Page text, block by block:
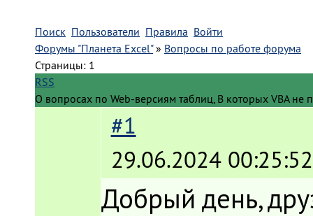
Поиск Пользователи Правила Войти
Форумы "Планета Excel" » Вопросы по работе форума
Страницы: 1
RSS
О вопросах по Web-версиям таблиц, В которых VBA не
#1
29.06.2024 00:25:52
Добрый день,